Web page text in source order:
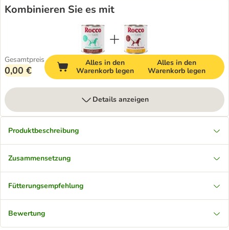
Kombinieren Sie es mit
Gesamtpreis
0,00 €
Alles in den
Warenkorb legen
Alles in den
Warenkorb legen
Details anzeigen
Produktbeschreibung
Zusammensetzung
Fütterungsempfehlung
Bewertung